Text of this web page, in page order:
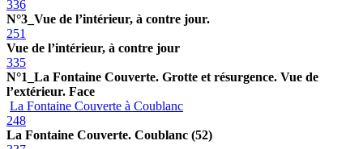
336
N°3_Vue de l’intérieur, à contre jour.
251
Vue de l’intérieur, à contre jour
335
N°1_La Fontaine Couverte. Grotte et résurgence. Vue de
l’extérieur. Face
La Fontaine Couverte à Coublanc
248
La Fontaine Couverte. Coublanc (52)